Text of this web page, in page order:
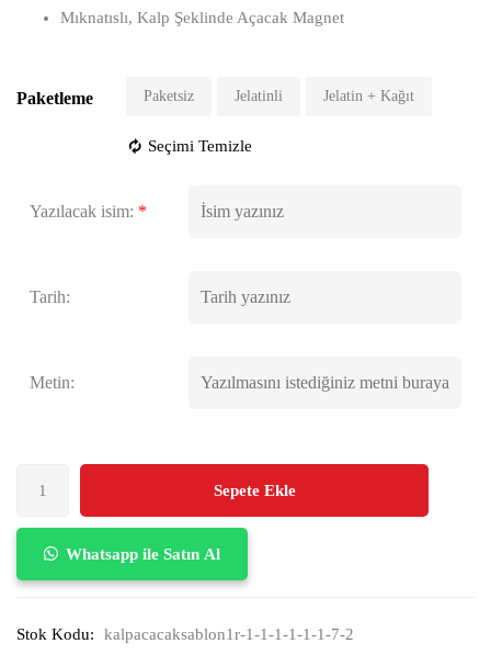
Mıknatıslı, Kalp Şeklinde Açacak Magnet
Paketleme Paketsiz Jelatinli Jelatin + Kağıt
Seçimi Temizle
Yazılacak isim: *
Tarih:
Metin:
Sepete Ekle
Whatsapp ile Satın Al
Stok Kodu: kalpacacaksablon1r-1-1-1-1-1-1-7-2